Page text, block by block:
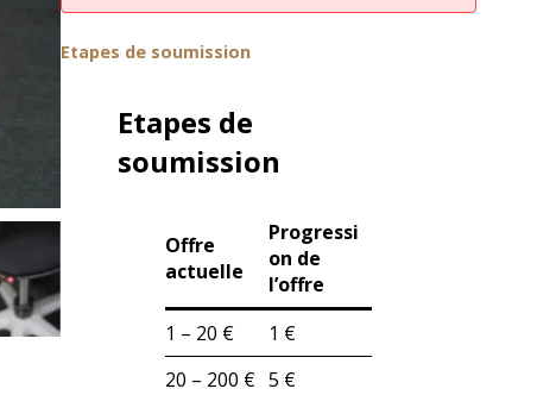
Etapes de soumission
Etapes de
soumission
Offre
actuelle
Progressi
on de
l’offre
1 – 20 €
1 €
20 – 200 € 5 €